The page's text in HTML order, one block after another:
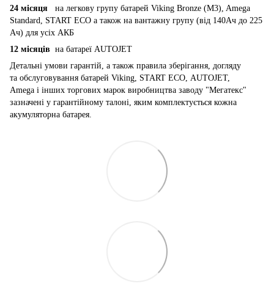
24 місяця на легкову групу батарей Viking Bronze (M3), Amega
Standard, START ECO а також на вантажну групу (від 140Ач до 225
Ач) для усіх АКБ
12 місяців на батареї AUTOJET
Детальні умови гарантій, а також правила зберігання, догляду
та обслуговування батарей Viking, START ECO, AUTOJET,
Amega і інших торгових марок виробництва заводу "Мегатекс"
зазначені у гарантійному талоні, яким комплектується кожна
акумуляторна батарея.